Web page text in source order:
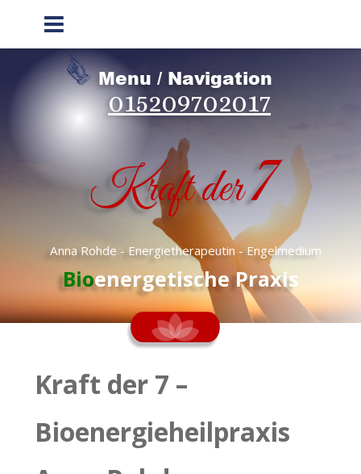
Kraft der 7
Anna Rohde - Energietherapeutin - Engelmedium
Bioenergetische Praxis
015209702017
Menu / Navigation
Kraft der 7 –
Bioenergieheilpraxis